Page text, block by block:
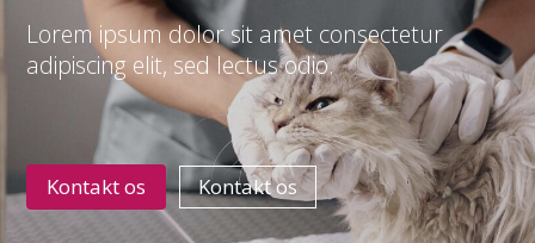
Lorem ipsum dolor sit amet consectetur
adipiscing elit, sed lectus odio.
Kontakt os Kontakt os